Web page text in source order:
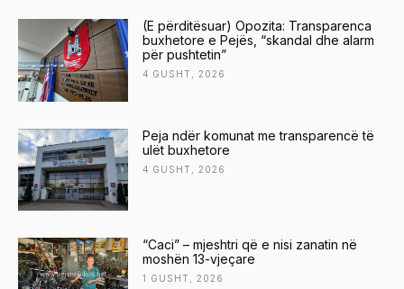
(E përditësuar) Opozita: Transparenca
buxhetore e Pejës, “skandal dhe alarm
për pushtetin”
4 GUSHT, 2026
Peja ndër komunat me transparencë të
ulët buxhetore
4 GUSHT, 2026
“Caci” – mjeshtri që e nisi zanatin në
moshën 13-vjeçare
1 GUSHT, 2026